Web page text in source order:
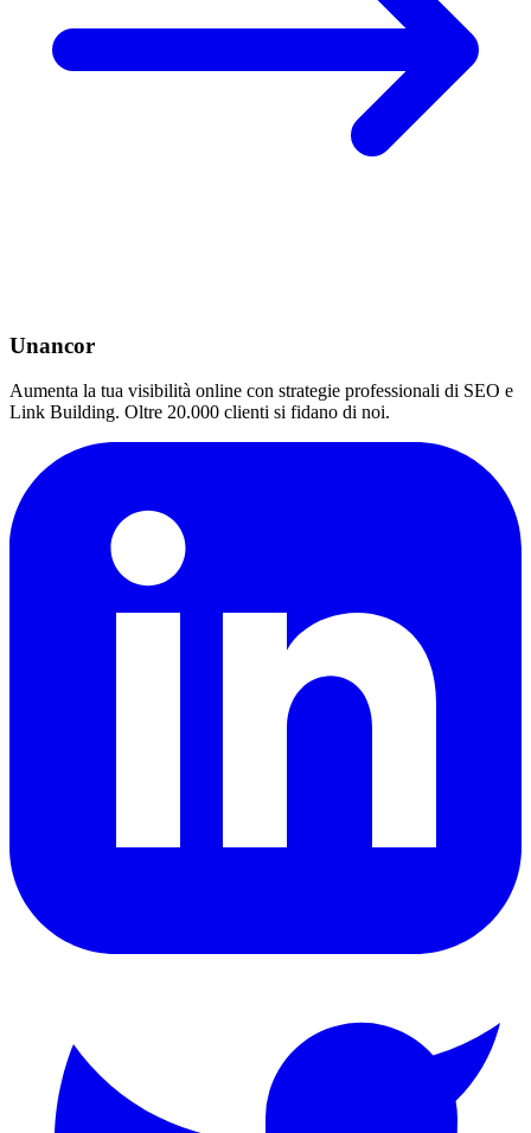
Unancor
Aumenta la tua visibilità online con strategie professionali di SEO e
Link Building. Oltre 20.000 clienti si fidano di noi.